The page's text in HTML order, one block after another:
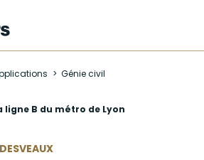
Génie civil
ligne B du métro de Lyon